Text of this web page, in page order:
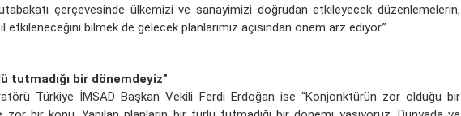
çerçevesinde ülkemizi ve sanayimizi doğrudan etkileyecek düzenlemelerin,
etkileneceğini bilmek de gelecek planlarımız açısından önem arz ediyor.”
tutmadığı bir dönemdeyiz”
Türkiye İMSAD Başkan Vekili Ferdi Erdoğan ise “Konjonktürün zor olduğu bir